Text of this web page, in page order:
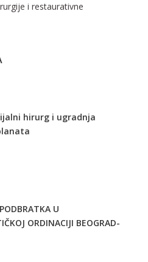
i restaurativne
hirurg i ugradnja
U
ORDINACIJI BEOGRAD-